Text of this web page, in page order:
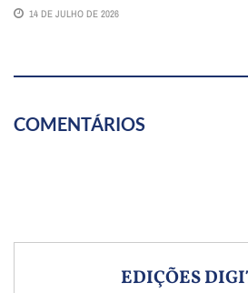
14 DE JULHO DE 2026
COMENTÁRIOS
EDIÇÕES